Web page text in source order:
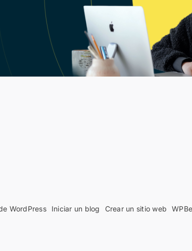
WordPress Iniciar un blog Crear un sitio web